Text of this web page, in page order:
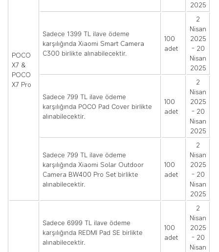
POCO
X7 &
POCO
X7 Pro
2025
Sadece 1399 TL ilave ödeme
karşılığında Xiaomi Smart Camera
C300 birlikte alınabilecektir.
100
adet
2
Nisan
2025
- 20
Nisan
2025
Sadece 799 TL ilave ödeme
karşılığında POCO Pad Cover birlikte
alınabilecektir.
100
adet
2
Nisan
2025
- 20
Nisan
2025
Sadece 799 TL ilave ödeme
karşılığında Xiaomi Solar Outdoor
Camera BW400 Pro Set birlikte
alınabilecektir.
100
adet
2
Nisan
2025
- 20
Nisan
2025
Sadece 6999 TL ilave ödeme
karşılığında REDMI Pad SE birlikte
alınabilecektir.
100
adet
2
Nisan
2025
- 20
Nisan